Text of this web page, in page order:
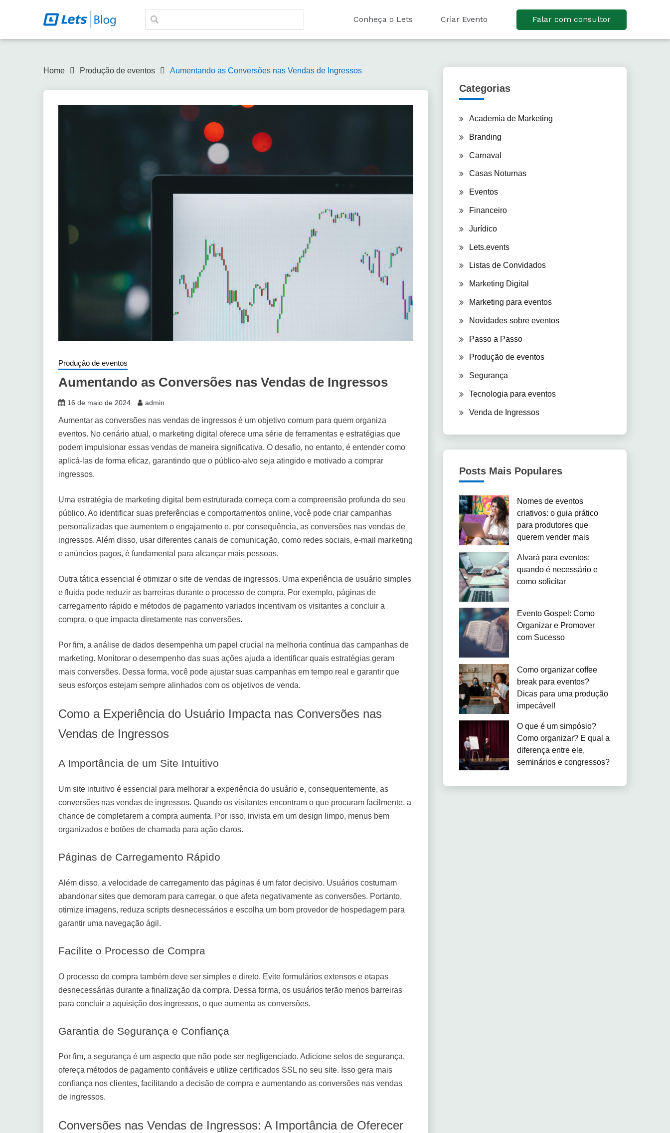
Conheça o Lets Criar Evento Falar com consultor
Home Produção de eventos Aumentando as Conversões nas Vendas de Ingressos
Produção de eventos
Aumentando as Conversões nas Vendas de Ingressos
16 de maio de 2024 admin
Aumentar as conversões nas vendas de ingressos é um objetivo comum para quem organiza
eventos. No cenário atual, o marketing digital oferece uma série de ferramentas e estratégias que
podem impulsionar essas vendas de maneira significativa. O desafio, no entanto, é entender como
aplicá-las de forma eficaz, garantindo que o público-alvo seja atingido e motivado a comprar
ingressos.
Uma estratégia de marketing digital bem estruturada começa com a compreensão profunda do seu
público. Ao identificar suas preferências e comportamentos online, você pode criar campanhas
personalizadas que aumentem o engajamento e, por consequência, as conversões nas vendas de
ingressos. Além disso, usar diferentes canais de comunicação, como redes sociais, e-mail marketing
e anúncios pagos, é fundamental para alcançar mais pessoas.
Outra tática essencial é otimizar o site de vendas de ingressos. Uma experiência de usuário simples
e fluida pode reduzir as barreiras durante o processo de compra. Por exemplo, páginas de
carregamento rápido e métodos de pagamento variados incentivam os visitantes a concluir a
compra, o que impacta diretamente nas conversões.
Por fim, a análise de dados desempenha um papel crucial na melhoria contínua das campanhas de
marketing. Monitorar o desempenho das suas ações ajuda a identificar quais estratégias geram
mais conversões. Dessa forma, você pode ajustar suas campanhas em tempo real e garantir que
seus esforços estejam sempre alinhados com os objetivos de venda.
Como a Experiência do Usuário Impacta nas Conversões nas
Vendas de Ingressos
A Importância de um Site Intuitivo
Um site intuitivo é essencial para melhorar a experiência do usuário e, consequentemente, as
conversões nas vendas de ingressos. Quando os visitantes encontram o que procuram facilmente, a
chance de completarem a compra aumenta. Por isso, invista em um design limpo, menus bem
organizados e botões de chamada para ação claros.
Páginas de Carregamento Rápido
Além disso, a velocidade de carregamento das páginas é um fator decisivo. Usuários costumam
abandonar sites que demoram para carregar, o que afeta negativamente as conversões. Portanto,
otimize imagens, reduza scripts desnecessários e escolha um bom provedor de hospedagem para
garantir uma navegação ágil.
Facilite o Processo de Compra
O processo de compra também deve ser simples e direto. Evite formulários extensos e etapas
desnecessárias durante a finalização da compra. Dessa forma, os usuários terão menos barreiras
para concluir a aquisição dos ingressos, o que aumenta as conversões.
Garantia de Segurança e Confiança
Por fim, a segurança é um aspecto que não pode ser negligenciado. Adicione selos de segurança,
ofereça métodos de pagamento confiáveis e utilize certificados SSL no seu site. Isso gera mais
confiança nos clientes, facilitando a decisão de compra e aumentando as conversões nas vendas
de ingressos.
Conversões nas Vendas de Ingressos: A Importância de Oferecer
Categorias
Academia de Marketing
Branding
Carnaval
Casas Noturnas
Eventos
Financeiro
Jurídico
Lets.events
Listas de Convidados
Marketing Digital
Marketing para eventos
Novidades sobre eventos
Passo a Passo
Produção de eventos
Segurança
Tecnologia para eventos
Venda de Ingressos
Posts Mais Populares
Nomes de eventos
criativos: o guia prático
para produtores que
querem vender mais
Alvará para eventos:
quando é necessário e
como solicitar
Evento Gospel: Como
Organizar e Promover
com Sucesso
Como organizar coffee
break para eventos?
Dicas para uma produção
impecável!
O que é um simpósio?
Como organizar? E qual a
diferença entre ele,
seminários e congressos?